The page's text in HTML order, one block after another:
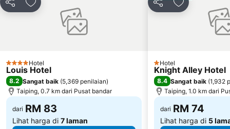
Kongsi Tambah ke favorit
4 Bintang
Hotel
Louis Hotel
8.2 Sangat baik (5,369 penilaian)
Taiping, 0.7 km dari Pusat bandar
dari RM 83
Lihat harga di 7 laman
Kongsi Tambah ke
1 Bintang
Hotel
Knight Alley Hotel
8.4 Sangat baik (1,932
Taiping, 1.0 km dari
dari RM 74
Lihat harga di 5